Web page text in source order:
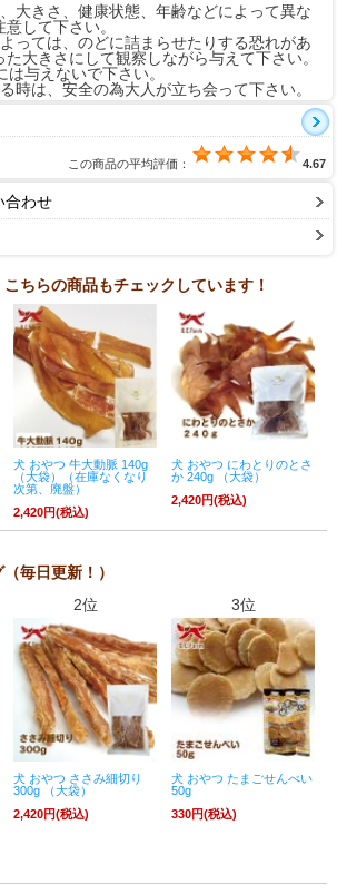
大きさ、健康状態、年齢などによって異な
して下さい。
っては、のどに詰まらせたりする恐れがあ
大きさにして観察しながら与えて下さい。
与えないで下さい。
時は、安全の為大人が立ち会って下さい。
この商品の平均評価： 4.67
合わせ
ちらの商品もチェックしています！
犬 おやつ 牛大動脈 140g
（大袋）（在庫なくなり
次第、廃盤）
2,420円(税込)
犬 おやつ にわとりのとさ
か 240g （大袋）
2,420円(税込)
毎日更新！）
2位
犬 おやつ ささみ細切り
300g （大袋）
2,420円(税込)
3位
犬 おやつ たまごせんべい
50g
330円(税込)